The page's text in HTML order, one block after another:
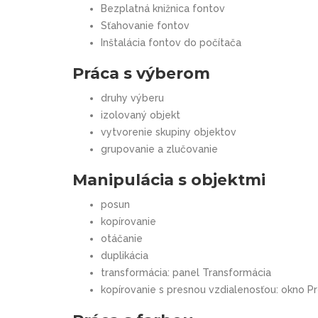
Bezplatná knižnica fontov
Sťahovanie fontov
Inštalácia fontov do počítača
Práca s výberom
druhy výberu
izolovaný objekt
vytvorenie skupiny objektov
grupovanie a zlučovanie
Manipulácia s objektmi
posun
kopírovanie
otáčanie
duplikácia
transformácia: panel Transformácia
kopírovanie s presnou vzdialenosťou: okno